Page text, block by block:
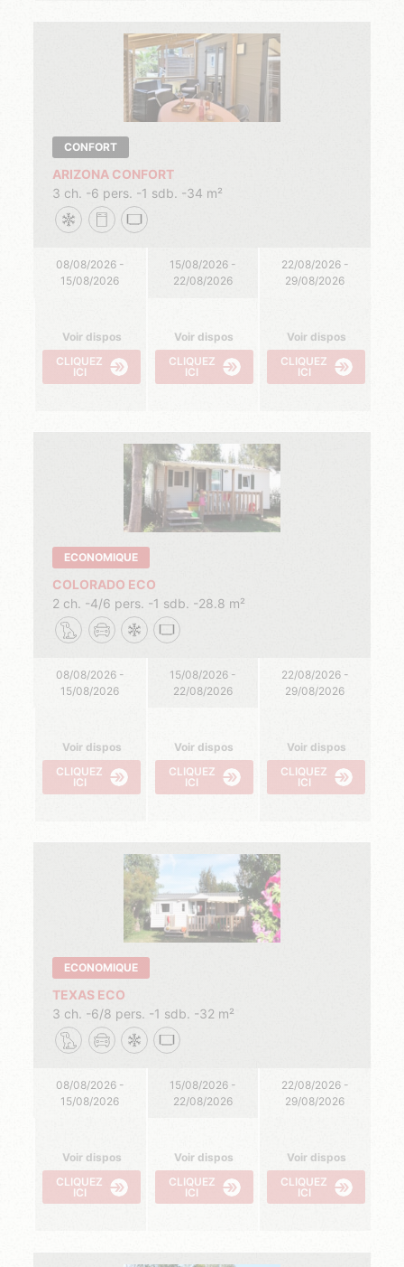
CONFORT
ARIZONA CONFORT
3 ch.
6 pers. 1 sdb. 34 m²
08/08/2026 -
15/08/2026
15/08/2026 -
22/08/2026
22/08/2026 -
29/08/2026
Voir dispos
CLIQUEZ
ICI
Voir dispos
CLIQUEZ
ICI
Voir dispos
CLIQUEZ
ICI
ECONOMIQUE
COLORADO ECO
2 ch.
4/6 pers. 1 sdb. 28.8 m²
08/08/2026 -
15/08/2026
15/08/2026 -
22/08/2026
22/08/2026 -
29/08/2026
Voir dispos
CLIQUEZ
ICI
Voir dispos
CLIQUEZ
ICI
Voir dispos
CLIQUEZ
ICI
ECONOMIQUE
TEXAS ECO
3 ch.
6/8 pers. 1 sdb. 32 m²
08/08/2026 -
15/08/2026
15/08/2026 -
22/08/2026
22/08/2026 -
29/08/2026
Voir dispos
CLIQUEZ
ICI
Voir dispos
CLIQUEZ
ICI
Voir dispos
CLIQUEZ
ICI